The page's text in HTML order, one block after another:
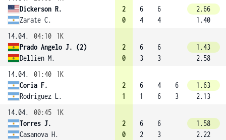
Dickerson R.
Zarate C.
2
0
6
4
6
4
2.66
1.40
14.04.
04:10
1K
Prado Angelo J. (2)
Dellien M.
2
0
6
3
6
3
1.43
2.58
14.04.
01:40
1K
Coria F.
Rodriguez L.
2
1
6
1
4
6
6
3
1.63
2.13
14.04.
00:45
1K
Torres J.
Casanova H.
2
0
6
2
6
3
1.58
2.22